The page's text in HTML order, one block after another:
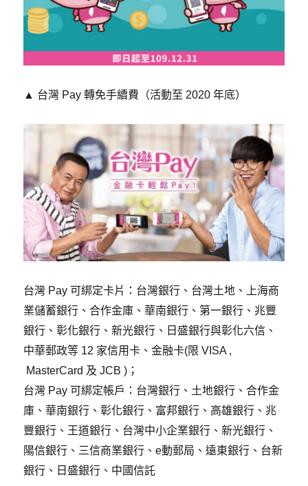
​▲ 台灣 Pay 轉免手續費（活動至 2020 年底）
台灣 Pay 可綁定卡片：台灣銀行、台灣土地、上海商
業儲蓄銀行、合作金庫、華南銀行、第一銀行、兆豐
銀行、彰化銀行、新光銀行、日盛銀行與彰化六信、
中華郵政等 12 家信用卡、金融卡(限 VISA ,
MasterCard 及 JCB ) ；
台灣 Pay 可綁定帳戶：台灣銀行、土地銀行、合作金
庫、華南銀行、彰化銀行、富邦銀行、高雄銀行、兆
豐銀行、王道銀行、台灣中小企業銀行、新光銀行、
陽信銀行、三信商業銀行、e動郵局、遠東銀行、台新
銀行、日盛銀行、中國信託